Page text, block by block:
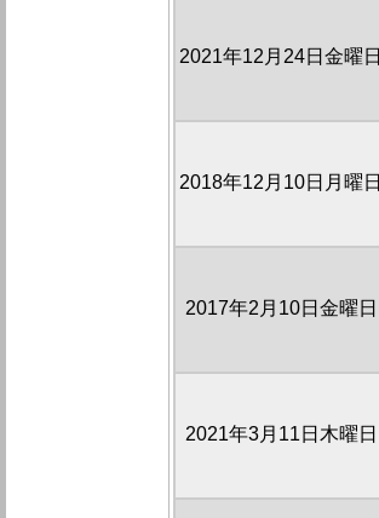
2021年12月24日金曜日
2018年12月10日月曜日
2017年2月10日金曜日
2021年3月11日木曜日